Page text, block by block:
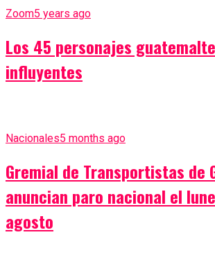
Zoom5 years ago
Los 45 personajes
influyentes
Nacionales5 months ago
Gremial de Transportistas de
anuncian paro nacional el
agosto